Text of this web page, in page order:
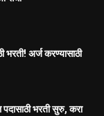
अर्ज करण्यासाठी
पदासाठी भरती सुरु, करा